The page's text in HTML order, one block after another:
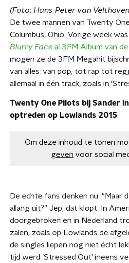
(Foto: Hans-Peter van
De twee mannen van Twenty
Columbus, Ohio. Vorige week
Blurry Face al 3FM Album van
mogen ze de 3FM Megahit
van alles: van pop, tot rap tot
allemaal in één track, zoals in
Twenty One Pilots bij Sander
optreden op Lowlands 2015
Om deze inhoud te tonen
geven voor social
De echte fans denken nu: "Maar
allang uit?" Jep, dat klopt. In
doorgebroken en in Nederland
zalen, zoals op Lowlands de
de singles liepen nog niet écht
tijd werd 'Stressed Out' ineens